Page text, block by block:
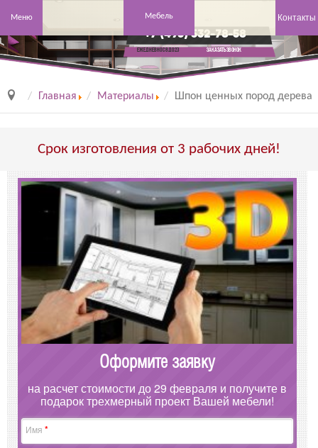
Меню Мебель Контакты
+7 (495) 532-78-58
Ежедневно с 8 до 23 заказать звонок
Главная Материалы Шпон ценных пород дерева
Срок изготовления от 3 рабочих дней!
Оформите заявку
на расчет стоимости до 29 февраля и получите в
подарок трехмерный проект Вашей мебели!
Имя *